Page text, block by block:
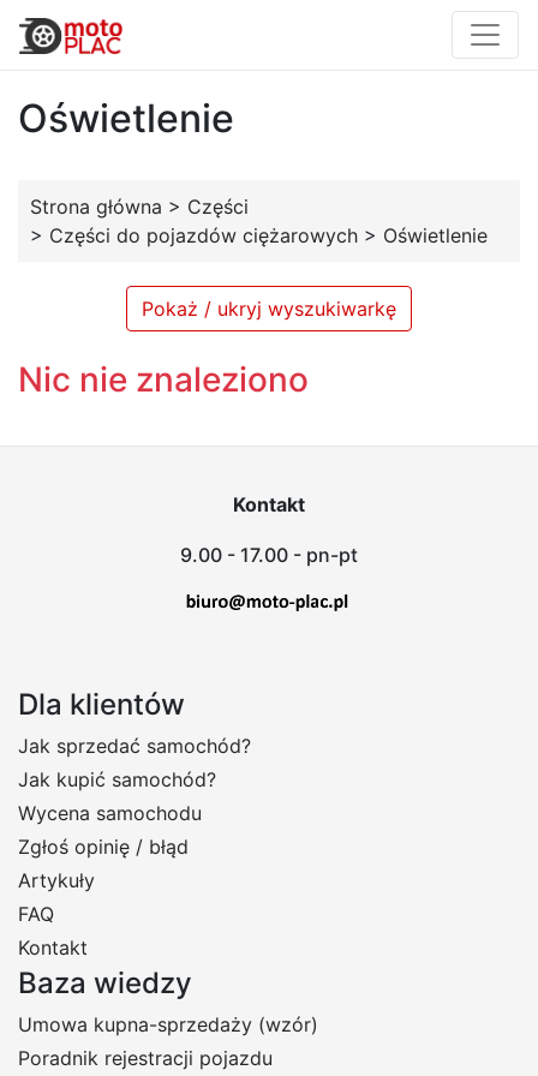
Oświetlenie
Strona główna > Części
> Części do pojazdów ciężarowych > Oświetlenie
Pokaż / ukryj wyszukiwarkę
Nic nie znaleziono
Kontakt
9.00 - 17.00 - pn-pt
Dla klientów
Jak sprzedać samochód?
Jak kupić samochód?
Wycena samochodu
Zgłoś opinię / błąd
Artykuły
FAQ
Kontakt
Baza wiedzy
Umowa kupna-sprzedaży (wzór)
Poradnik rejestracji pojazdu